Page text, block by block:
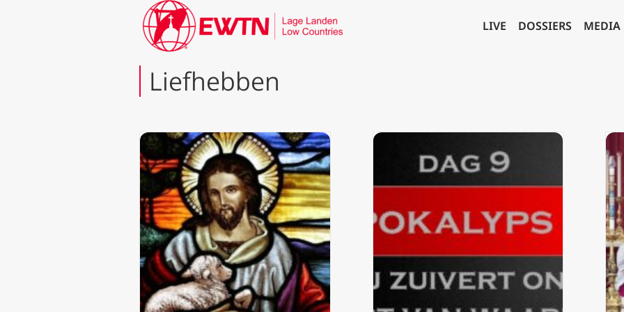
LIVE DOSSIERS MEDIA
Liefhebben